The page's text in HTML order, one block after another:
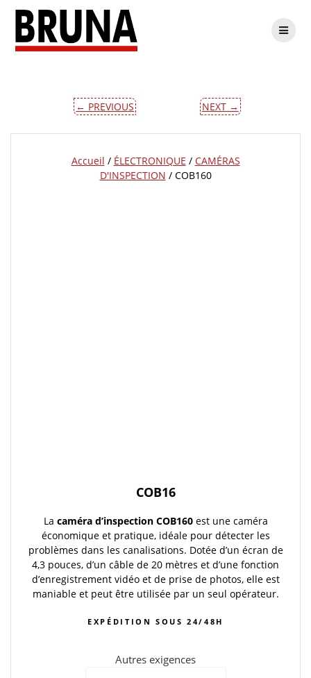
COB160
← PREVIOUS NEXT →
Accueil / ÉLECTRONIQUE / CAMÉRAS
D'INSPECTION / COB160
COB16
La caméra d’inspection COB160est une caméra
économique et pratique, idéale pour détecter les
problèmes dans les canalisations. Dotée d’un écran de
4,3 pouces, d’un câble de 20 mètres et d’une fonction
d’enregistrement vidéo et de prise de photos, elle est
maniable et peut être utilisée par un seul opérateur.
EXPÉDITION SOUS 24/48H
Autres exigences